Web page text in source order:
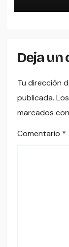
Deja
Tu dirección
publicada.
marcados con
Comentario *